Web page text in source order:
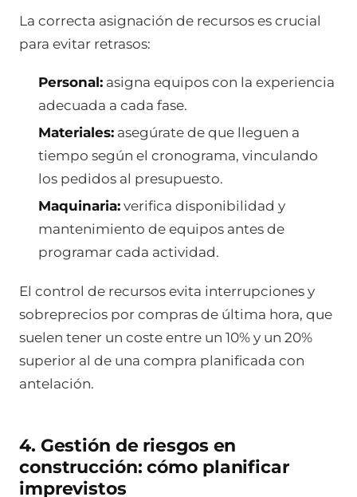
La correcta asignación de recursos es crucial
para evitar retrasos:
Personal:asigna equipos con la experiencia
adecuada a cada fase.
Materiales:asegúrate de que lleguen a
tiempo según el cronograma, vinculando
los pedidos al presupuesto.
Maquinaria:verifica disponibilidad y
mantenimiento de equipos antes de
programar cada actividad.
El control de recursos evita interrupciones y
sobreprecios por compras de última hora, que
suelen tener un coste entre un 10% y un 20%
superior al de una compra planificada con
antelación.
4. Gestión de riesgos en
construcción: cómo planificar
imprevistos